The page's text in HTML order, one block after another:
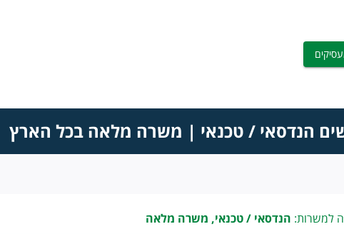
הנדסאי / טכנאי | משרה מלאה בכל הארץ
למשרות: הנדסאי / טכנאי, משרה מלאה